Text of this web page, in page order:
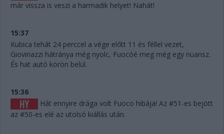
már vissza is veszi a harmadik helyet! Nahát!
15:37
Kubica tehát 24 perccel a vége előtt 11 és féllel vezet,
Giovinazzi hátránya még nyolc, Fuocóé meg még egy nüansz.
És hat autó körön belül.
15:36
Hát ennyire drága volt Fuoco hibája! Az #51-es bejött
az #50-es elé az utolsó kiállás után.